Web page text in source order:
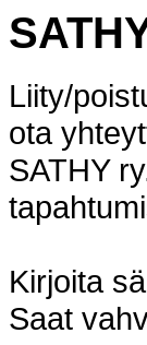
Liity/
ota
SATHY
Kirjoita
Saat